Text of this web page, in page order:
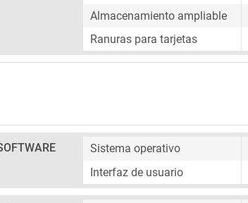
Almacenamiento ampliable
Ranuras para tarjetas
Sistema operativo
Interfaz de usuario